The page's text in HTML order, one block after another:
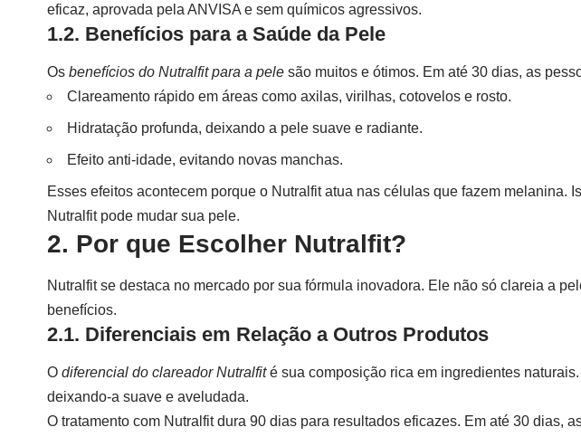
eficaz, aprovada pela ANVISA e sem químicos agressivos.
1.2. Benefícios para a Saúde da Pele
Os benefícios do Nutralfit para a pele são muitos e ótimos. Em até 30 dias, as
Clareamento rápido em áreas como axilas, virilhas, cotovelos e rosto.
Hidratação profunda, deixando a pele suave e radiante.
Efeito anti-idade, evitando novas manchas.
Esses efeitos acontecem porque o Nutralfit atua nas células que fazem
Nutralfit pode mudar sua pele.
2. Por que Escolher Nutralfit?
Nutralfit se destaca no mercado por sua fórmula inovadora. Ele não só clareia a
benefícios.
2.1. Diferenciais em Relação a Outros Produtos
O diferencial do clareador Nutralfité sua composição rica em ingredientes
deixando-a suave e aveludada.
O tratamento com Nutralfit dura 90 dias para resultados eficazes. Em até 30 dias,